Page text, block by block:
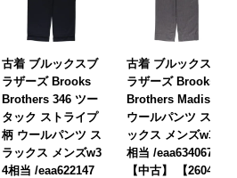
古着 ブルックスブ
ラザーズ Brooks
Brothers 346 ツー
タック ストライプ
柄 ウールパンツ ス
ラックス メンズw3
4相当 /eaa622147
古着 ブルックスブ
ラザーズ Brooks
Brothers Madison
ウールパンツ スラ
ックス メンズw34
相当 /eaa634067
【中古】 【26041